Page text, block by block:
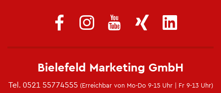
Bie­le­feld Mar­ke­ting GmbH
Tel. 0521 55774555 (Er­reich­bar von Mo-Do 9-15 Uhr | Fr 9-13 Uhr)